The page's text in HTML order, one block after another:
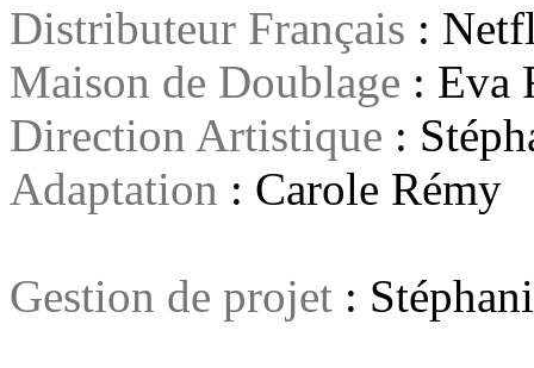
Distributeur Français :
Maison de Doublage : Eva
Direction Artistique :
Adaptation : Carole Rémy
Gestion de projet :